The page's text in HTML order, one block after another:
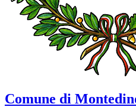
Comune di